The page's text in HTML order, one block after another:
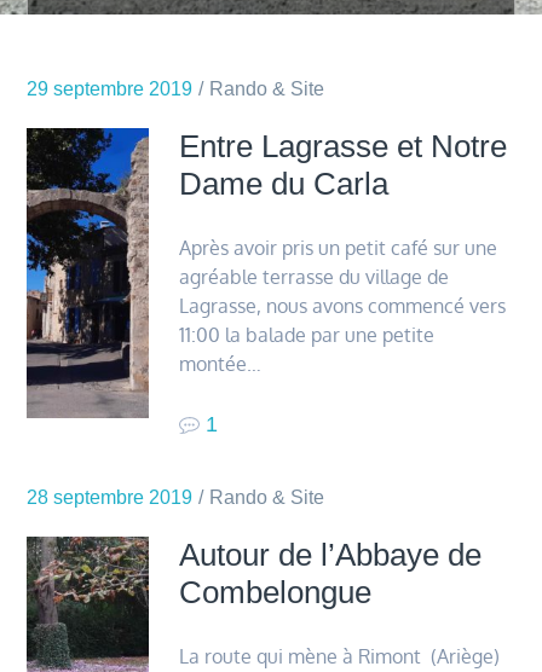
29 septembre 2019 Rando & Site
Entre Lagrasse et Notre
Dame du Carla
Après avoir pris un petit café sur une
agréable terrasse du village de
Lagrasse, nous avons commencé vers
11:00 la balade par une petite
montée…
1
28 septembre 2019 Rando & Site
Autour de l’Abbaye de
Combelongue
La route qui mène à Rimont (Ariège)